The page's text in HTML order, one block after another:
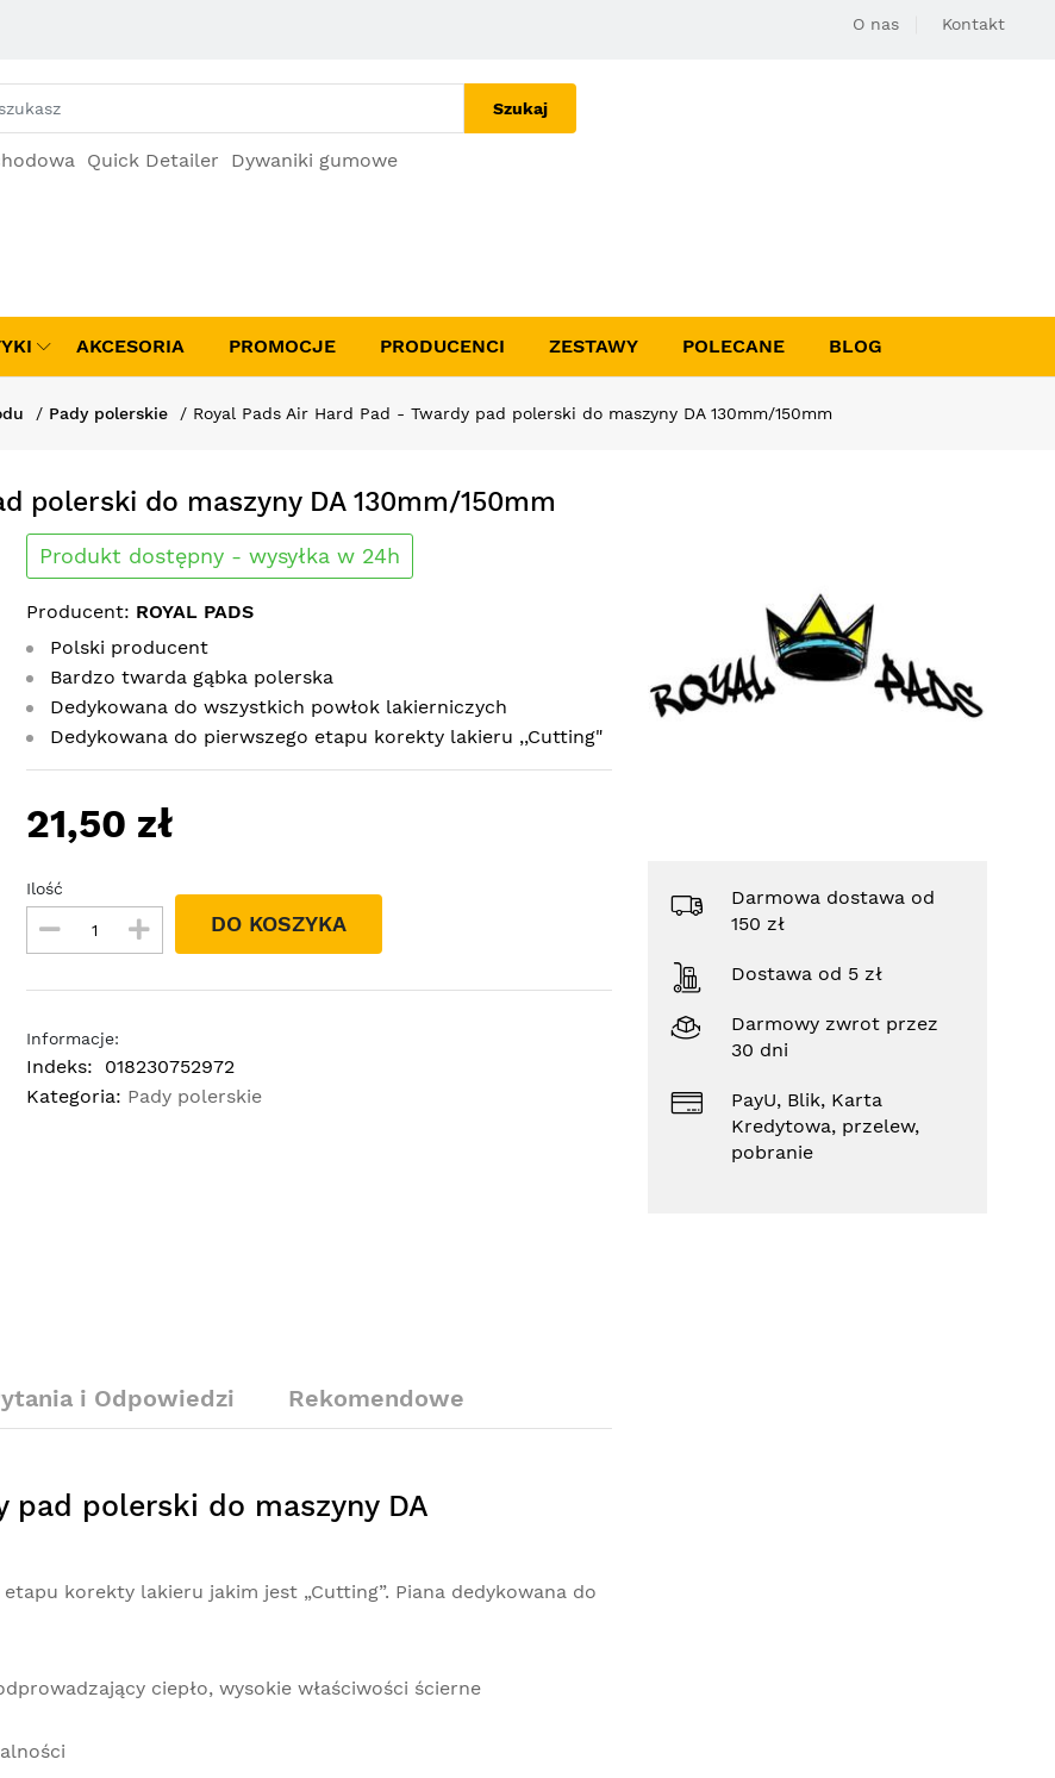
O nas Kontakt
Szukaj
Quick Detailer Dywaniki gumowe
AKCESORIA PROMOCJE PRODUCENCI ZESTAWY POLECANE BLOG
Pady polerskie Royal Pads Air Hard Pad - Twardy pad polerski do maszyny DA 130mm/150mm
polerski do maszyny DA 130mm/150mm
Produkt dostępny - wysyłka w 24h
Producent: ROYAL PADS
Polski producent
Bardzo twarda gąbka polerska
Dedykowana do wszystkich powłok lakierniczych
Dedykowana do pierwszego etapu korekty lakieru ,,Cutting"
21,50 zł
Ilość
DO KOSZYKA
Informacje:
Indeks:
018230752972
Kategoria: Pady polerskie
Darmowa dostawa od
150 zł
Dostawa od 5 zł
Darmowy zwrot przez
30 dni
PayU, Blik, Karta
Kredytowa, przelew,
pobranie
i Odpowiedzi Rekomendowe
pad polerski do maszyny DA
korekty lakieru jakim jest „Cutting”. Piana dedykowana do
ciepło, wysokie właściwości ścierne